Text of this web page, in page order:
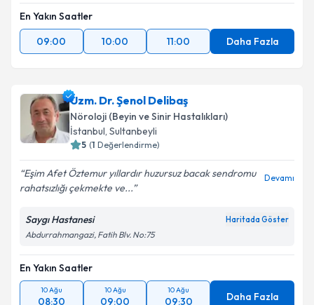
En Yakın Saatler
09:00
10:00 11:00 Daha Fazla
Uzm. Dr. Şenol Delibaş
Nöroloji (Beyin ve Sinir Hastalıkları)
İstanbul, Sultanbeyli
5 (1 Değerlendirme)
Eşim Afet Öztemur yıllardır huzursuz bacak sendromu
rahatsızlığı çekmekte ve...
Devamı
Saygı Hastanesi Haritada Göster
Abdurrahmangazi, Fatih Blv. No:75
En Yakın Saatler
10 Ağu
08:30
10 Ağu
09:00
10 Ağu
09:30 Daha Fazla